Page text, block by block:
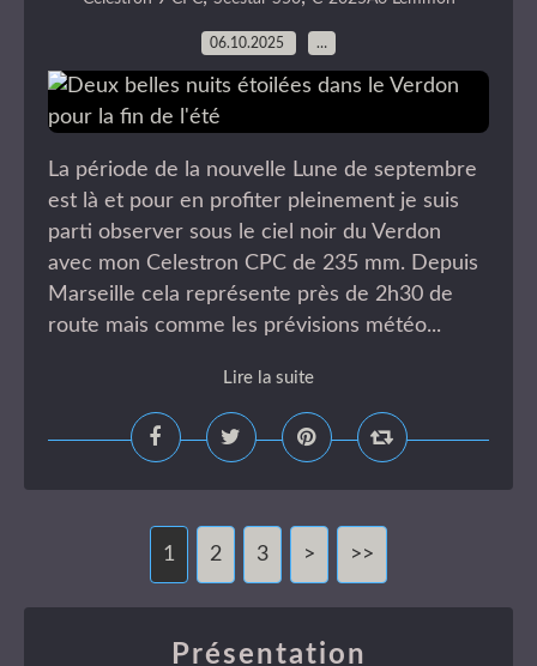
06.10.2025 …
La période de la nouvelle Lune de septembre
est là et pour en profiter pleinement je suis
parti observer sous le ciel noir du Verdon
avec mon Celestron CPC de 235 mm. Depuis
Marseille cela représente près de 2h30 de
route mais comme les prévisions météo...
Lire la suite
1 2 3 > >>
Présentation